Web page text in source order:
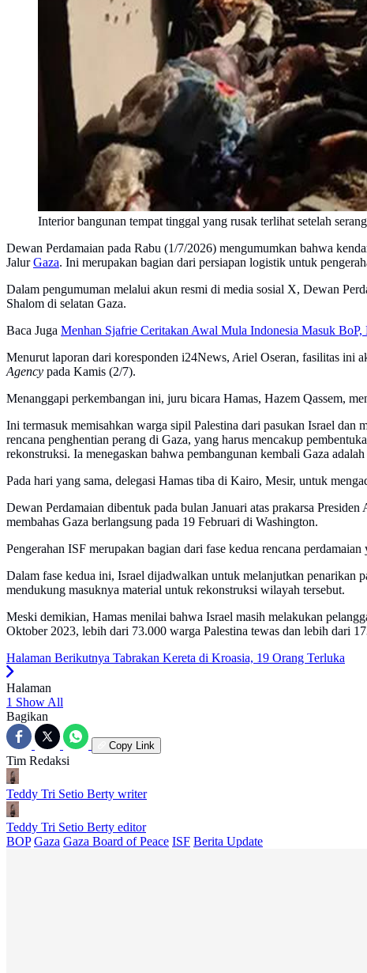
Interior bangunan tempat tinggal yang rusak terlihat setelah
Dewan Perdamaian pada Rabu (1/7/2026) mengumumkan bahwa
JalurGaza. Ini merupakan bagian dari persiapan logistik untuk
Dalam pengumuman melalui akun resmi di media sosial X, Dewan
Shalom di selatan Gaza.
Baca Juga Menhan Sjafrie Ceritakan Awal Mula Indonesia Masuk
Menurut laporan dari koresponden i24News, Ariel Oseran, fasilitas ini
Agency pada Kamis (2/7).
Menanggapi perkembangan ini, juru bicara Hamas, Hazem Qassem,
Ini termasuk memisahkan warga sipil Palestina dari pasukan Israel dan
rencana penghentian perang di Gaza, yang harus mencakup
rekonstruksi. Ia menegaskan bahwa pembangunan kembali Gaza
Pada hari yang sama, delegasi Hamas tiba di Kairo, Mesir, untuk
Dewan Perdamaian dibentuk pada bulan Januari atas prakarsa
membahas Gaza berlangsung pada 19 Februari di Washington.
Pengerahan ISF merupakan bagian dari fase kedua rencana
Dalam fase kedua ini, Israel dijadwalkan untuk melanjutkan penarikan
mendukung masuknya material untuk rekonstruksi wilayah tersebut.
Meski demikian, Hamas menilai bahwa Israel masih melakukan
Oktober 2023, lebih dari 73.000 warga Palestina tewas dan lebih dari
Halaman Berikutnya Tabrakan Kereta di Kroasia, 19 Orang Terluka
Halaman
1 Show All
Bagikan
Copy Link
Tim Redaksi
Teddy Tri Setio Berty writer
Teddy Tri Setio Berty editor
BOP Gaza Gaza Board of Peace ISF Berita Update